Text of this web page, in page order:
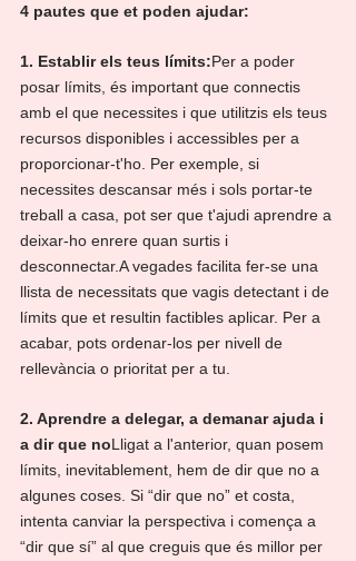
4 pautes que et poden ajudar:
1. Establir els teus límits:Per a poder
posar límits, és important que connectis
amb el que necessites i que utilitzis els teus
recursos disponibles i accessibles per a
proporcionar-t'ho. Per exemple, si
necessites descansar més i sols portar-te
treball a casa, pot ser que t'ajudi aprendre a
deixar-ho enrere quan surtis i
desconnectar.A vegades facilita fer-se una
llista de necessitats que vagis detectant i de
límits que et resultin factibles aplicar. Per a
acabar, pots ordenar-los per nivell de
rellevància o prioritat per a tu.
2. Aprendre a delegar, a demanar ajuda i
a dir que noLligat a l'anterior, quan posem
límits, inevitablement, hem de dir que no a
algunes coses. Si “dir que no” et costa,
intenta canviar la perspectiva i comença a
“dir que sí” al que creguis que és millor per